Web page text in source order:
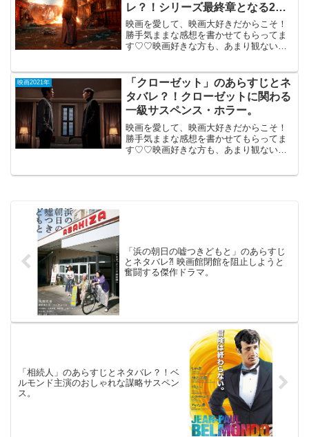
レ？！シリーズ最終章となる2部
作の第1弾。
映画を愛して、映画大好きだからこそ！
勝手気ままな感想を書かせてもらってま
す♡♡映画好きな方も、あまり観ない方
分）大ヒット・アクションの最終章と...
映画2021年
「クローゼット」のあらすじとネ
タバレ？！クローゼットに関わる
一級サスペンス・ホラー。
映画を愛して、映画大好きだからこそ！
勝手気ままな感想を書かせてもらってま
す♡♡映画好きな方も、あまり観ない方
「浜の朝日の嘘つきどもと」のあらすじ
とネタバレ⁈ 映画館閉館を阻止しようと
奮闘する傑作ドラマ。
「相続人」のあらすじとネタバレ？！ベ
ルモンド主演のおしゃれな謀略サスペン
ス。